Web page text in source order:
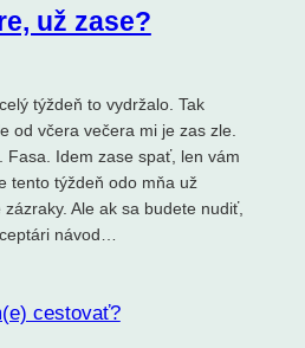
už zase?
týždeň to vydržalo. Tak
od včera večera mi je zas zle.
Fasa. Idem zase spať, len vám
tento týždeň odo mňa už
Ale ak sa budete nudiť,
návod…